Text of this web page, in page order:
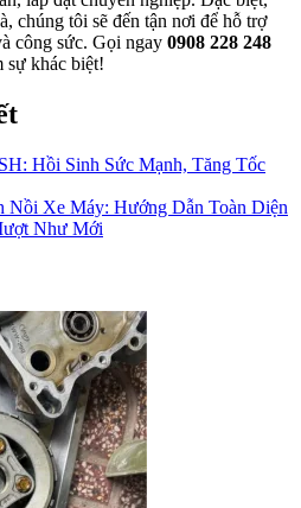
chúng tôi sẽ đến tận nơi để hỗ trợ
công sức. Gọi ngay 0908 228 248
sự khác biệt!
Hồi Sinh Sức Mạnh, Tăng Tốc
Nồi Xe Máy: Hướng Dẫn Toàn Diện
Như Mới